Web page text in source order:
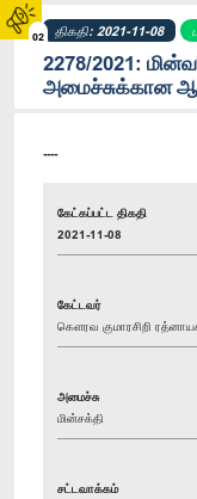
02 திகதி: 2021-11-08
2278/2021:
அமைச்சுக்கான
----
கேட்கப்பட்ட திகதி
2021-11-08
கேட்டவர்
கௌரவ குமாரசிறி
அமைச்சு
மின்சக்தி
சட்டவாக்கம்